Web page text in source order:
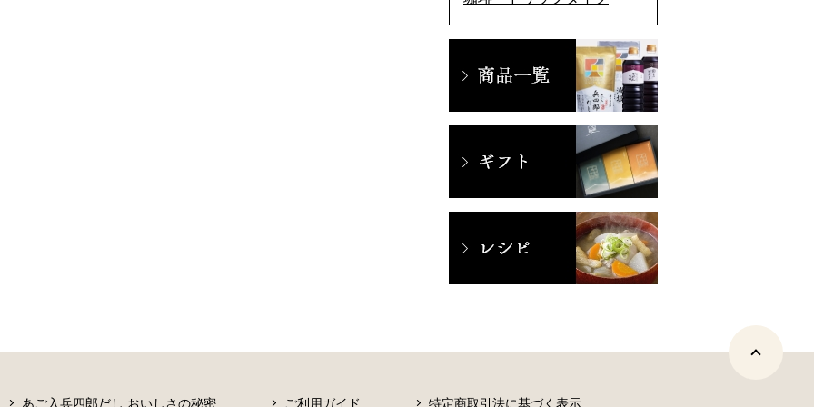
あご入兵四郎だし おいしさの秘密 ご利用ガイド 特定商取引法に基づく表示